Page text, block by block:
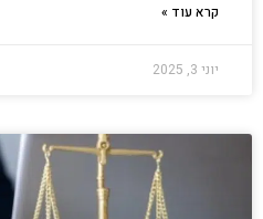
קרא עוד »
יוני 3, 2025